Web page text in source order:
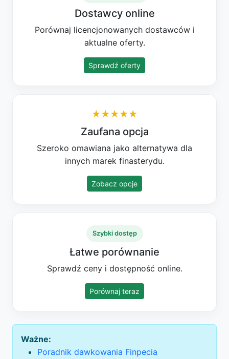
Dostawcy online
Porównaj licencjonowanych dostawców i
aktualne oferty.
Sprawdź oferty
★★★★★
Zaufana opcja
Szeroko omawiana jako alternatywa dla
innych marek finasterydu.
Zobacz opcje
Szybki dostęp
Łatwe porównanie
Sprawdź ceny i dostępność online.
Porównaj teraz
Ważne:
Poradnik dawkowania Finpecia